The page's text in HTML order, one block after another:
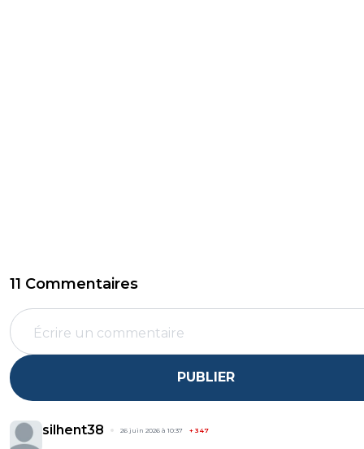
11 Commentaires
PUBLIER
silhent38 26 juin 2026 à 10:37 + 347